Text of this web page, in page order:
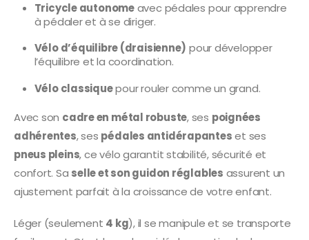
Tricycle autonomeavec pédales pour apprendre
à pédaler et à se diriger.
Vélo d’équilibre (draisienne) pour développer
l’équilibre et la coordination.
Vélo classiquepour rouler comme un grand.
Avec son cadre en métal robuste, ses poignées
adhérentes, ses pédales antidérapanteset ses
pneus pleins, ce vélo garantit stabilité, sécurité et
confort. Sa selle et son guidon réglables assurent un
ajustement parfait à la croissance de votre enfant.
Léger (seulement 4 kg), il se manipule et se transporte